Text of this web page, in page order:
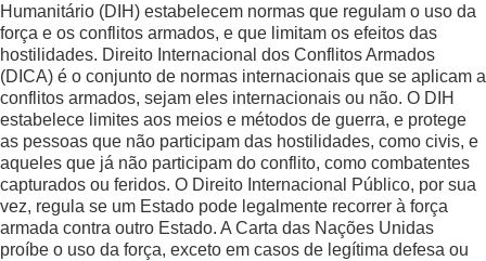
Humanitário (DIH) estabelecem normas que regulam o uso da
força e os conflitos armados, e que limitam os efeitos das
hostilidades. Direito Internacional dos Conflitos Armados
(DICA) é o conjunto de normas internacionais que se aplicam a
conflitos armados, sejam eles internacionais ou não. O DIH
estabelece limites aos meios e métodos de guerra, e protege
as pessoas que não participam das hostilidades, como civis, e
aqueles que já não participam do conflito, como combatentes
capturados ou feridos. O Direito Internacional Público, por sua
vez, regula se um Estado pode legalmente recorrer à força
armada contra outro Estado. A Carta das Nações Unidas
proíbe o uso da força, exceto em casos de legítima defesa ou